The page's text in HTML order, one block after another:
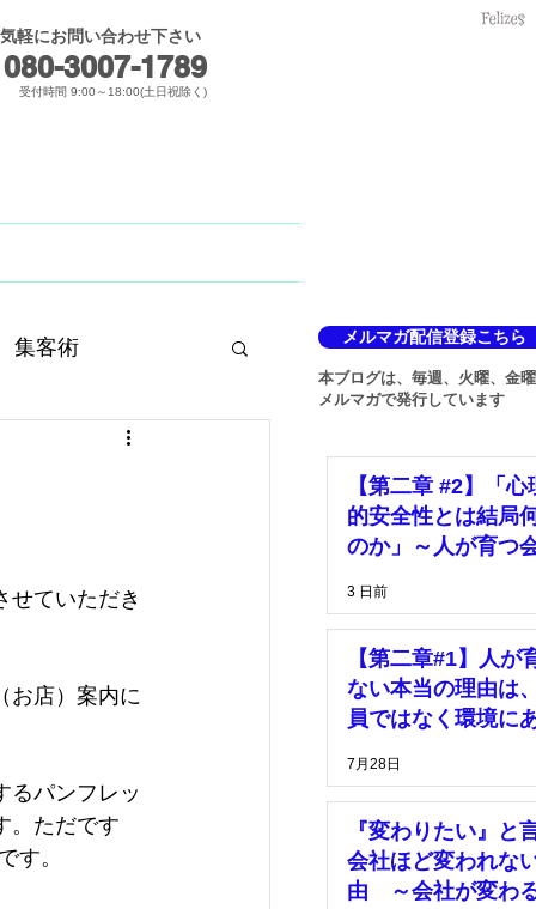
軽にお問い合わせ下さい
3007-1789​
受付時間 9:00～18:00(土日祝除く)
集客術
せていただき
お店）案内に
るパンフレッ
。ただです
す。
メルマガ配信登録こちら
本ブログは、毎週、火曜、金
メルマガで発行しています
【第二章 #2】「心
的安全性とは結局
のか」～人が育つ
きる環境」がある
3 日前
【第二章#1】人が
ない本当の理由は
員ではなく環境に
7月28日
『変わりたい』と
会社ほど変われな
由 ～会社が変わ